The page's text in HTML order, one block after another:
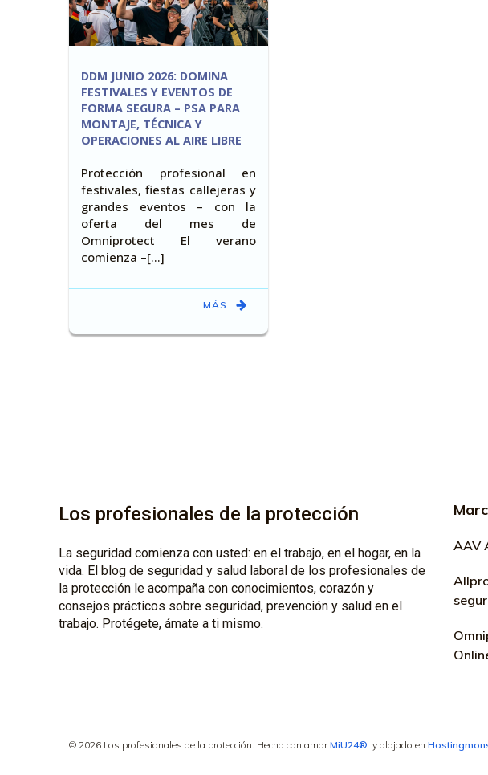
DDM JUNIO 2026: DOMINA
FESTIVALES Y EVENTOS DE
FORMA SEGURA – PSA PARA
MONTAJE, TÉCNICA Y
OPERACIONES AL AIRE LIBRE
Protección profesional en
festivales, fiestas callejeras y
grandes eventos – con la
oferta del mes de
Omniprotect El verano
comienza –[…]
MÁS
Los profesionales de la protección
La seguridad comienza con usted: en el trabajo, en el hogar, en la
vida. El blog de seguridad y salud laboral de los profesionales de
la protección le acompaña con conocimientos, corazón y
consejos prácticos sobre seguridad, prevención y salud en el
trabajo. Protégete, ámate a ti mismo.
AAV
© 2026 Los profesionales de la protección. Hecho con amorMiU24® y alojado en